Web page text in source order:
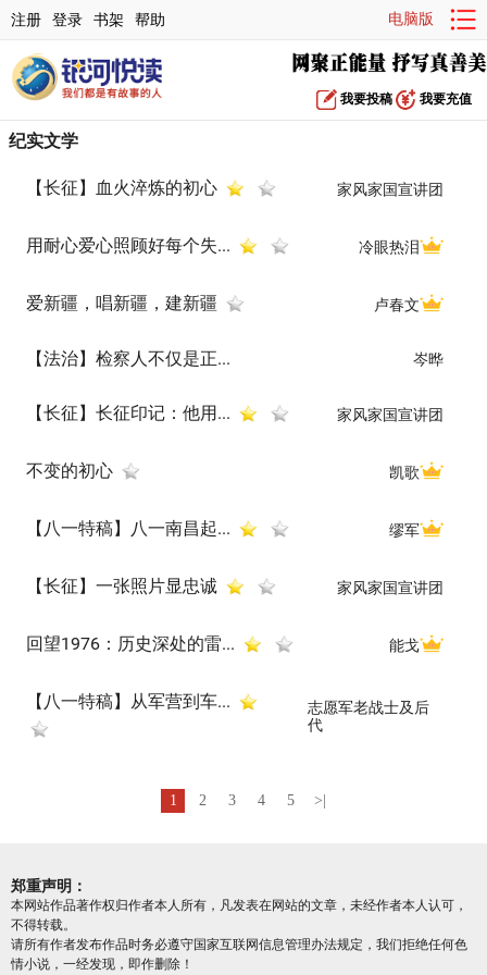
注册 登录 书架 帮助 电脑版
我要投稿 我要充值
纪实文学
【长征】血火淬炼的初心 家风家国宣讲团
用耐心爱心照顾好每个失... 冷眼热泪
爱新疆，唱新疆，建新疆 卢春文
【法治】检察人不仅是正... 岑晔
【长征】长征印记：他用... 家风家国宣讲团
不变的初心 凯歌
【八一特稿】八一南昌起... 缪军
【长征】一张照片显忠诚 家风家国宣讲团
回望1976：历史深处的雷... 能戈
【八一特稿】从军营到车...
志愿军老战士及后
代
1 2 3 4 5 >|
郑重声明：
本网站作品著作权归作者本人所有，凡发表在网站的文章，未经作者本人认可，
不得转载。
请所有作者发布作品时务必遵守国家互联网信息管理办法规定，我们拒绝任何色
情小说，一经发现，即作删除！